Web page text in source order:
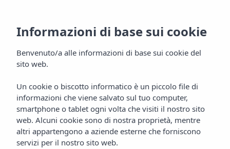
Cala Tarida
Ibiza
Informazioni di base sui cookie
Benvenuto/a alle informazioni di base sui cookie del
sito web.
Un cookie o biscotto informatico è un piccolo file di
informazioni che viene salvato sul tuo computer,
smartphone o tablet ogni volta che visiti il nostro sito
web. Alcuni cookie sono di nostra proprietà, mentre
altri appartengono a aziende esterne che forniscono
servizi per il nostro sito web.